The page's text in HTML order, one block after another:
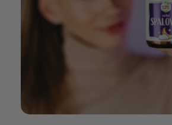
tomu pomáhá spalovač.
Další balení jsem tedy
neobjednala a zkoušela to
bez něj. Bohužel, úbytek
jsem si noční spalovač